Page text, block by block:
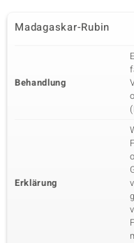
Madagaskar-Rubin
Behandlung
Erklärung